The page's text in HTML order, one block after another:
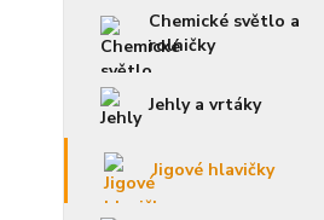
Chemické světlo a
rolničky
Jehly a vrtáky
Jigové hlavičky